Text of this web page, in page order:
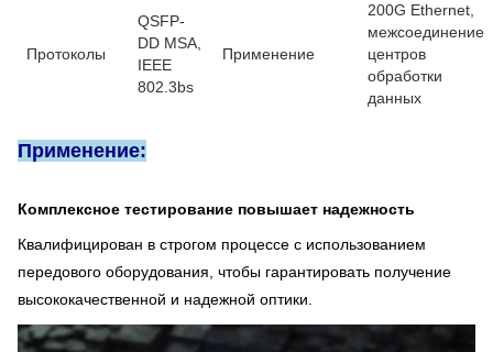
Протоколы
QSFP-
DD MSA,
IEEE
802.3bs
Применение
200G Ethernet,
межсоединение
центров
обработки
данных
Применение:
Комплексное тестирование повышает надежность
Квалифицирован в строгом процессе с использованием
передового оборудования, чтобы гарантировать получение
высококачественной и надежной оптики.